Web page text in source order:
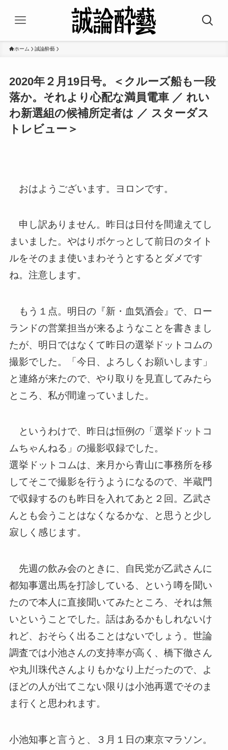
ホーム 誠論酔藝
2020年２月19日号。＜クルーズ船も一段
落か。それより心配な満員電車 ／ れい
わ新選組の候補所定者は ／ スターダス
トレビュー＞
おはようございます。ヨロンです。
申し訳ありません。昨日は日付を間違えてし
まいました。やはりボケっとして前日のタイト
ルをそのまま使いまわそうとするとダメです
ね。注意します。
もう１点。明日の『新・血気酒会』で、ロー
ランドの営業担当が来るようなことを書きまし
たが、明日ではなくて昨日の選挙ドットコムの
撮影でした。「今日、よろしくお願いします」
と連絡が来たので、やり取りを見直してみたら
ところ、私が間違っていました。
というわけで、昨日は恒例の「選挙ドットコ
ムちゃんねる」の撮影収録でした。
選挙ドットコムは、来月から青山に事務所を移
してそこで撮影を行うようになるので、半蔵門
で収録するのも昨日を入れてあと２回。乙武さ
んとも会うことはなくなるかな、と思うと少し
寂しく感じます。
先週の飲み会のときに、自民党が乙武さんに
都知事選出馬を打診している、という噂を聞い
たので本人に直接聞いてみたところ、それは無
いということでした。話はあるかもしれないけ
れど、おそらく出ることはないでしょう。世論
調査では小池さんの支持率が高く、橋下徹さん
や丸川珠代さんよりもかなり上だったので、よ
ほどの人が出てこない限りは小池再選でそのま
ま行くと思われます。
小池知事と言うと、３月１日の東京マラソン。